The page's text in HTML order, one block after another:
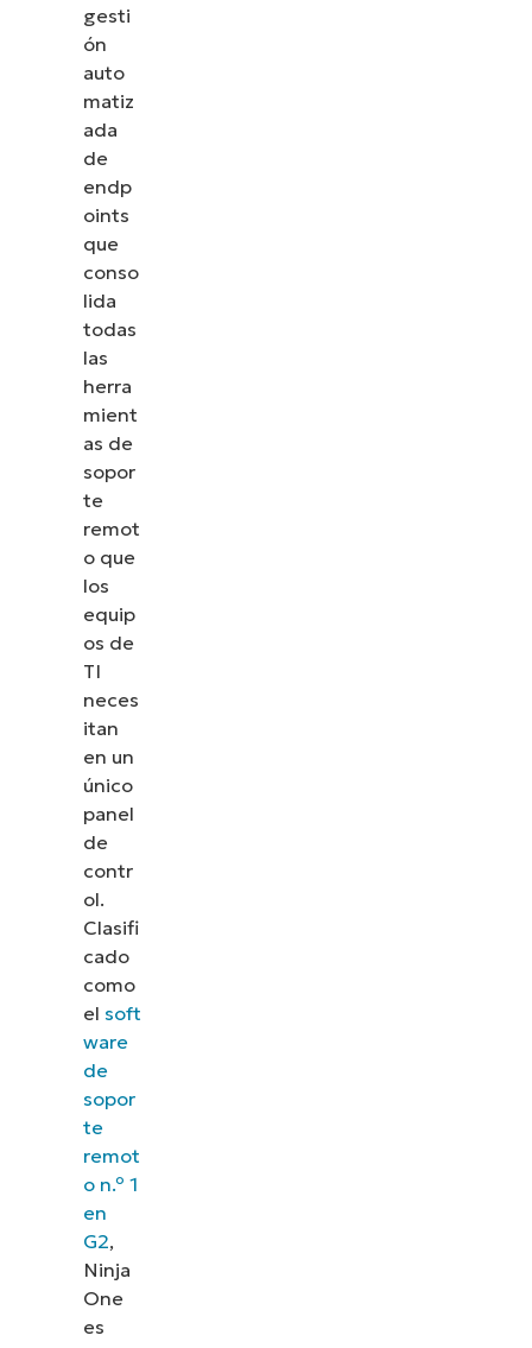
gesti
ón
auto
matiz
ada
de
endp
oints
que
conso
lida
todas
las
herra
mient
as de
sopor
te
remot
o que
los
equip
os de
TI
neces
itan
en un
único
panel
de
contr
ol.
Clasifi
cado
como
el soft
ware
de
sopor
te
remot
o n.º 1
en
G2,
Ninja
One
es
cómo NinjaOne simplifica tareas de TI como la
gestión de endpoints, el parcheo, el MDM, la
gestión de tickets y mucho más.